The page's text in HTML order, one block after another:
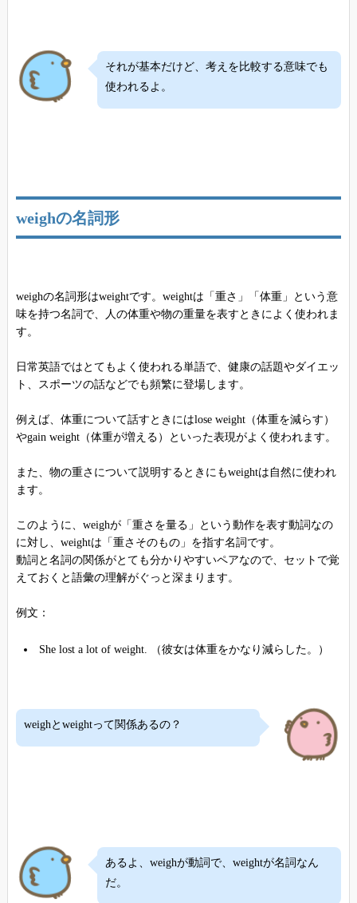
それが基本だけど、考えを比較する意味でも
使われるよ。
weighの名詞形
weighの名詞形はweightです。weightは「重さ」「体重」という意
味を持つ名詞で、人の体重や物の重量を表すときによく使われま
す。
日常英語ではとてもよく使われる単語で、健康の話題やダイエッ
ト、スポーツの話などでも頻繁に登場します。
例えば、体重について話すときにはlose weight（体重を減らす）
やgain weight（体重が増える）といった表現がよく使われます。
また、物の重さについて説明するときにもweightは自然に使われ
ます。
このように、weighが「重さを量る」という動作を表す動詞なの
に対し、weightは「重さそのもの」を指す名詞です。
動詞と名詞の関係がとても分かりやすいペアなので、セットで覚
えておくと語彙の理解がぐっと深まります。
例文：
She lost a lot of weight. （彼女は体重をかなり減らした。）
weighとweightって関係あるの？
あるよ、weighが動詞で、weightが名詞なん
だ。